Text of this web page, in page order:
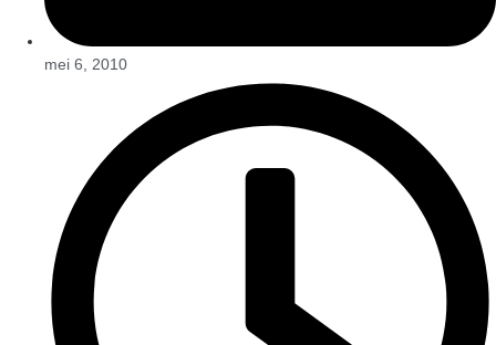
mei 6, 2010